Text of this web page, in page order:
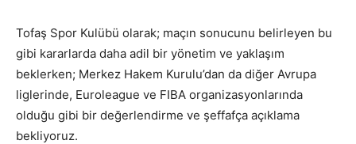
Tofaş Spor Kulübü olarak; maçın sonucunu belirleyen bu
gibi kararlarda daha adil bir yönetim ve yaklaşım
beklerken; Merkez Hakem Kurulu’dan da diğer Avrupa
liglerinde, Euroleague ve FIBA organizasyonlarında
olduğu gibi bir değerlendirme ve şeffafça açıklama
bekliyoruz.